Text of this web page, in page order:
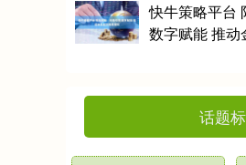
快牛策略平台
数字赋能 推动
话题